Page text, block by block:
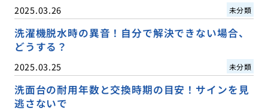
2025.03.26 未分類
洗濯機脱水時の異音！自分で解決できない場合、
どうする？
2025.03.25 未分類
洗面台の耐用年数と交換時期の目安！サインを見
逃さないで